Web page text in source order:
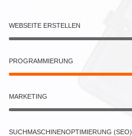
WEBSEITE ERSTELLEN
PROGRAMMIERUNG
MARKETING
SUCHMASCHINENOPTIMIERUNG (SEO)